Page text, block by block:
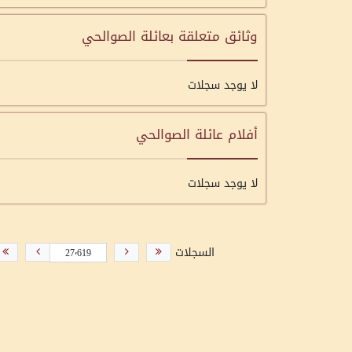
وثائق متعلقة بعائلة الصوالحي
لا يوجد سجلات
أفلام عائلة الصوالحي
لا يوجد سجلات
السجلات